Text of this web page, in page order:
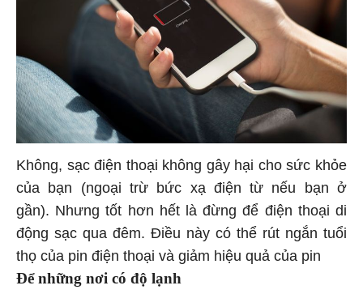
Không, sạc điện thoại không gây hại cho sức khỏe
của bạn (ngoại trừ bức xạ điện từ nếu bạn ở
gần). Nhưng tốt hơn hết là đừng để điện thoại di
động sạc qua đêm. Điều này có thể rút ngắn tuổi
thọ của pin điện thoại và giảm hiệu quả của pin
Để những nơi có độ lạnh